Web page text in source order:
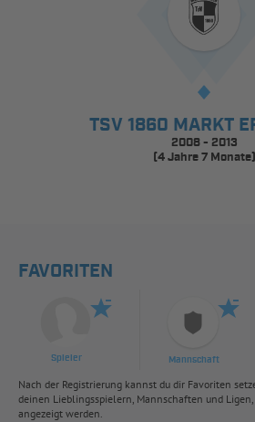
TSV 1860 MARKT
2008 - 2013
(4 Jahre 7 Monate)
FAVORITEN
Spieler Mannschaft
Nach der Registrierung kannst du dir Favoriten
deinen Lieblingsspielern, Mannschaften und
angezeigt werden.